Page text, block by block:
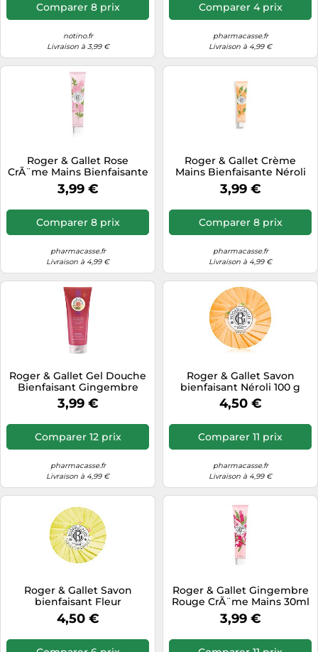
Comparer 8 prix
notino.fr
Livraison à 3,99 €
Comparer 4 prix
pharmacasse.fr
Livraison à 4,99 €
Roger & Gallet Rose
CrÃ¨me Mains Bienfaisante
30ml
3,99 €
Comparer 8 prix
pharmacasse.fr
Livraison à 4,99 €
Roger & Gallet Crème
Mains Bienfaisante Néroli
30 ml
3,99 €
Comparer 8 prix
pharmacasse.fr
Livraison à 4,99 €
Roger & Gallet Gel Douche
Bienfaisant Gingembre
Rouge 200ml
3,99 €
Comparer 12 prix
pharmacasse.fr
Livraison à 4,99 €
Roger & Gallet Savon
bienfaisant Néroli 100 g
4,50 €
Comparer 11 prix
pharmacasse.fr
Livraison à 4,99 €
Roger & Gallet Savon
bienfaisant Fleur
d'Osmanthus 100 g
4,50 €
Roger & Gallet Gingembre
Rouge CrÃ¨me Mains 30ml
3,99 €